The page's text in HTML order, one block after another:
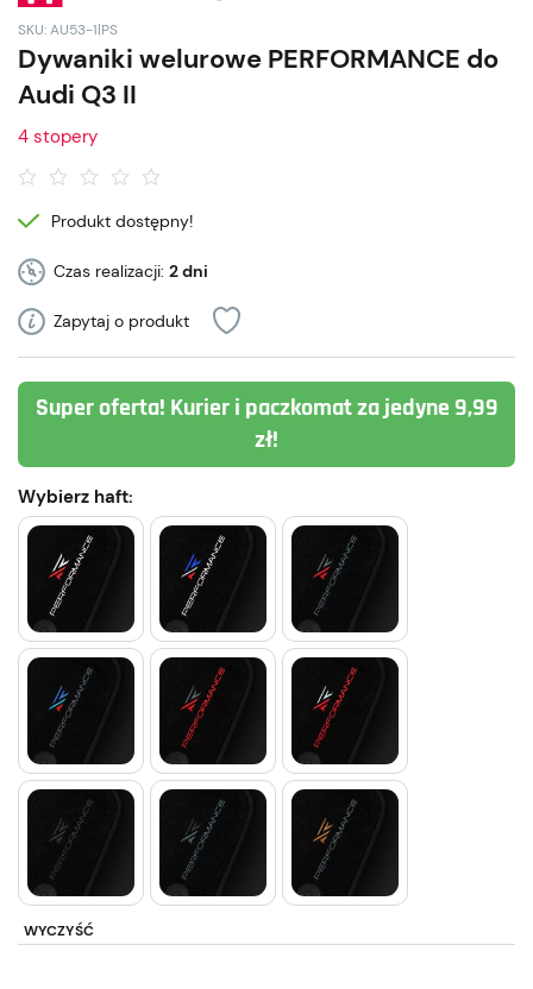
SKU: AU53-1|PS
Dywaniki welurowe PERFORMANCE do
Audi Q3 II
4 stopery
Produkt dostępny!
Czas realizacji: 2 dni
Zapytaj o produkt
Super oferta! Kurier i paczkomat za jedyne 9,99
zł!
Wybierz haft:
WYCZYŚĆ